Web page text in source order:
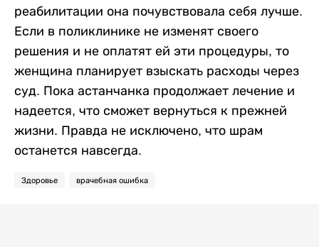
реабилитации она почувствовала себя лучше.
Если в поликлинике не изменят своего
решения и не оплатят ей эти процедуры, то
женщина планирует взыскать расходы через
суд. Пока астанчанка продолжает лечение и
надеется, что сможет вернуться к прежней
жизни. Правда не исключено, что шрам
останется навсегда.
Здоровье врачебная ошибка